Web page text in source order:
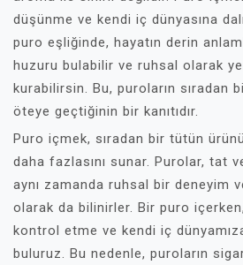
düşünme ve kendi iç dünyasına
puro eşliğinde, hayatın derin
huzuru bulabilir ve ruhsal olarak
kurabilirsin. Bu, puroların sıradan
öteye geçtiğinin bir kanıtıdır.
Puro içmek, sıradan bir tütün
daha fazlasını sunar. Purolar, tat
aynı zamanda ruhsal bir deneyim
olarak da bilinirler. Bir puro içerken,
kontrol etme ve kendi iç
buluruz. Bu nedenle, puroların